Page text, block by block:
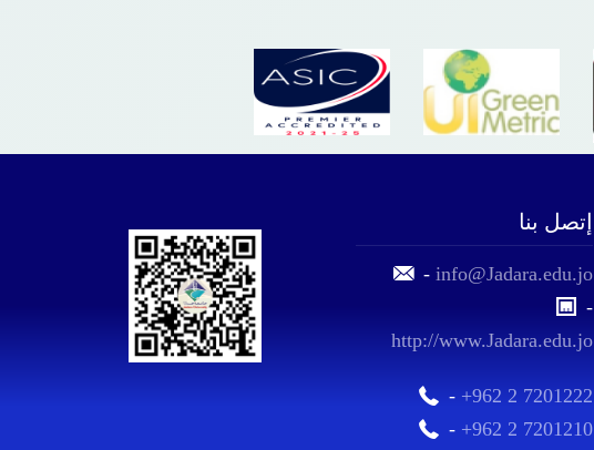
إتصل بنا
-info@Jadara.edu.jo
-
http://www.Jadara.edu.jo
- +962 2 7201222
- +962 2 7201210